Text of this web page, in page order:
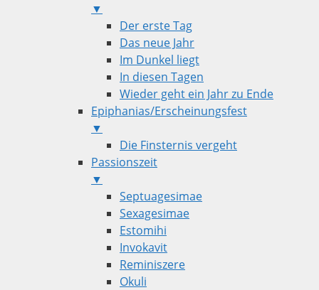
▼
Der erste Tag
Das neue Jahr
Im Dunkel liegt
In diesen Tagen
Wieder geht ein Jahr zu Ende
Epiphanias/Erscheinungsfest
▼
Die Finsternis vergeht
Passionszeit
▼
Septuagesimae
Sexagesimae
Estomihi
Invokavit
Reminiszere
Okuli